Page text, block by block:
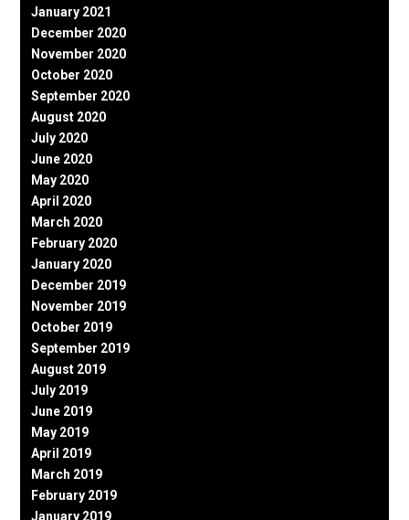
January 2021
December 2020
November 2020
October 2020
September 2020
August 2020
July 2020
June 2020
May 2020
April 2020
March 2020
February 2020
January 2020
December 2019
November 2019
October 2019
September 2019
August 2019
July 2019
June 2019
May 2019
April 2019
March 2019
February 2019
January 2019